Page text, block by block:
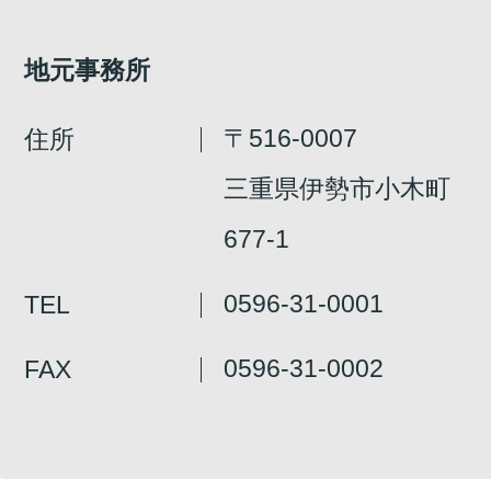
地元事務所
住所
〒516-0007
三重県伊勢市小木町
677-1
TEL 0596-31-0001
FAX 0596-31-0002